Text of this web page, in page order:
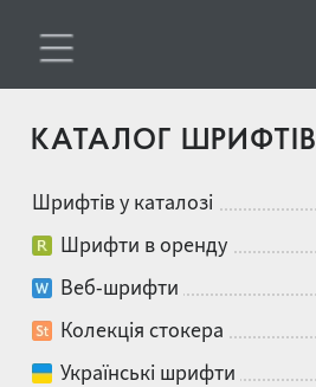
КАТАЛОГ ШРИФТІВ
Шрифтів у каталозі
Шрифти в оренду
Веб-шрифти
Колекція стокера
Українські шрифти